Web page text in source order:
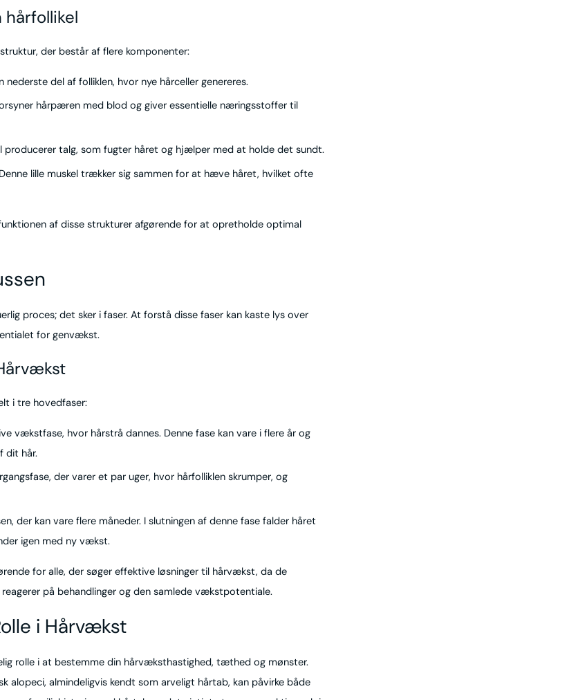
der består af flere komponenter:
nederste del af folliklen, hvor nye hårceller genereres.
hårpæren med blod og giver essentielle næringsstoffer til
producerer talg, som fugter håret og hjælper med at holde det sundt.
Denne lille muskel trækker sig sammen for at hæve håret, hvilket ofte
af disse strukturer afgørende for at opretholde optimal
proces; det sker i faser. At forstå disse faser kan kaste lys over
for genvækst.
i tre hovedfaser:
vækstfase, hvor hårstrå dannes. Denne fase kan vare i flere år og
dit hår.
der varer et par uger, hvor hårfolliklen skrumper, og
der kan vare flere måneder. I slutningen af denne fase falder håret
igen med ny vækst.
for alle, der søger effektive løsninger til hårvækst, da de
på behandlinger og den samlede vækstpotentiale.
i Hårvækst
rolle i at bestemme din hårvæksthastighed, tæthed og mønster.
alopeci, almindeligvis kendt som arveligt hårtab, kan påvirke både